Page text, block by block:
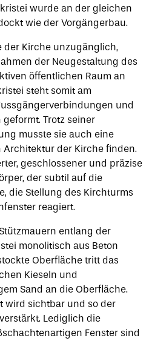
wurde an der gleichen
wie der Vorgängerbau.
der Kirche unzugänglich,
der Neugestaltung des
öffentlichen Raum an
steht somit am
und
Trotz seiner
musste sie auch eine
der Kirche finden.
geschlossener und präzise
der subtil auf die
die Stellung des Kirchturms
reagiert.
entlang der
monolitisch aus Beton
Oberfläche tritt das
Kieseln und
Sand an die Oberfläche.
wird sichtbar und so der
Lediglich die
Fenster sind